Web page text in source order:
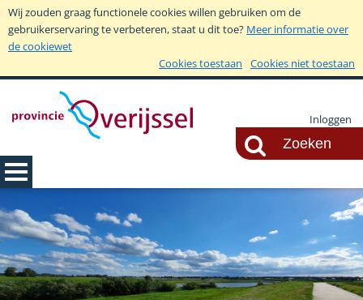
Wij zouden graag functionele cookies willen gebruiken om de
gebruikerservaring te verbeteren, staat u dit toe? Meer informatie over
de cookiewet
Cookies toestaan
Cookies niet toestaan
Inloggen